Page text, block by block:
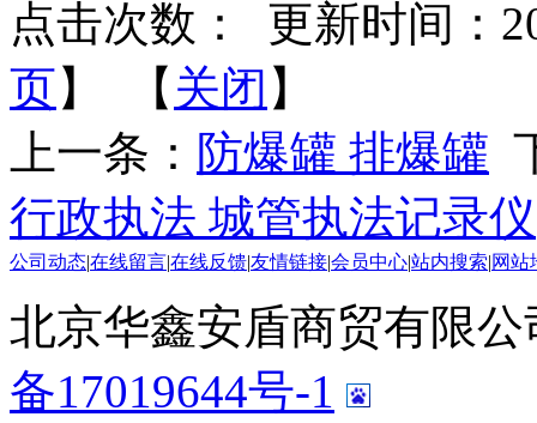
点击次数：
更新时间：
页】 【 关闭 】
上一条： 防爆罐 排爆罐
行政执法 城管执法记录仪
公司动态|在线留言|在线反馈|友情链接|会员中心|站内搜索|网站
北京华鑫安盾商贸有限
备17019644号-1